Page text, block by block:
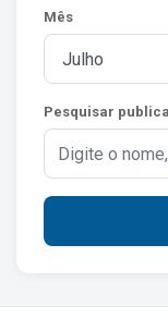
Estrutura
Administração
Agricultura e
Assistência
Mês
Pesquisar